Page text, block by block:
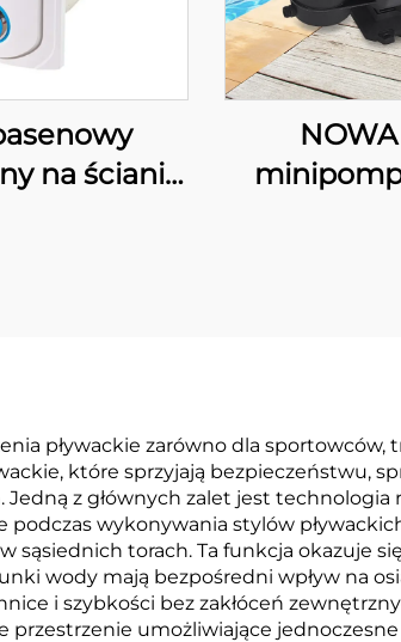
na ścianie
minipomp
pływackie zarówno dla sportowców,
które sprzyjają bezpieczeństwu,
z głównych zalet jest technologia
wykonywania stylów
sąsiednich torach. Ta funkcja okazuje
wody mają bezpośredni wpływ na
i szybkości bez zakłóceń
umożliwiające